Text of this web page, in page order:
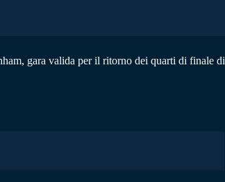
gara valida per il ritorno dei quarti di finale di